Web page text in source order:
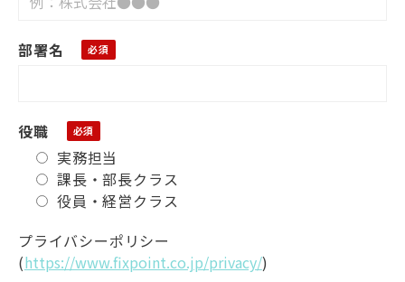
部署名
役職
実務担当
課長・部長クラス
役員・経営クラス
プライバシーポリシー
(https://www.fixpoint.co.jp/privacy/)